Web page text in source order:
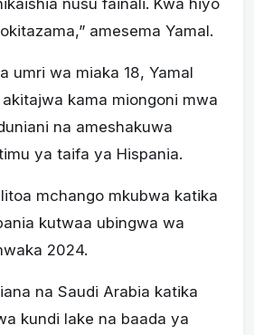
amesema Yamal.
umri wa miaka 18, Yamal
kama miongoni mwa
na ameshakuwa
ya taifa ya Hispania.
mchango mkubwa katika
kutwaa ubingwa wa
2024.
na Saudi Arabia katika
kundi lake na baada ya